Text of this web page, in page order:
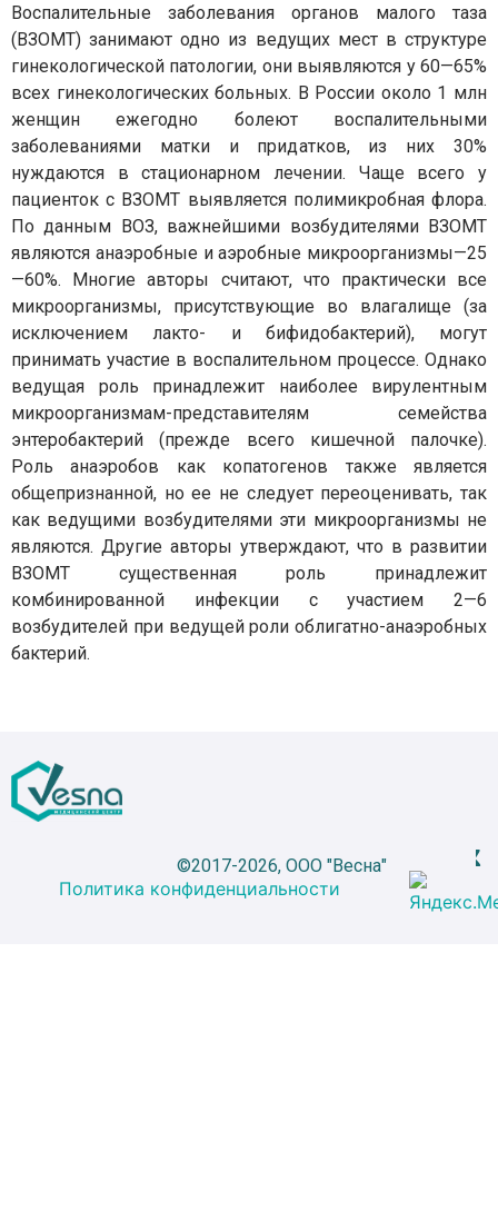
Воспалительные заболевания органов малого таза
(ВЗОМТ) занимают одно из ведущих мест в структуре
гинекологической патологии, они выявляются у 60—65%
всех гинекологических больных. В России около 1 млн
женщин ежегодно болеют воспалительными
заболеваниями матки и придатков, из них 30%
нуждаются в стационарном лечении. Чаще всего у
пациенток с ВЗОМТ выявляется полимикробная флора.
По данным ВОЗ, важнейшими возбудителями ВЗОМТ
являются анаэробные и аэробные микроорганизмы—25
—60%. Многие авторы считают, что практически все
микроорганизмы, присутствующие во влагалище (за
исключением лакто- и бифидобактерий), могут
принимать участие в воспалительном процессе. Однако
ведущая роль принадлежит наиболее вирулентным
микроорганизмам-представителям семейства
энтеробактерий (прежде всего кишечной палочке).
Роль анаэробов как копатогенов также является
общепризнанной, но ее не следует переоценивать, так
как ведущими возбудителями эти микроорганизмы не
являются. Другие авторы утверждают, что в развитии
ВЗОМТ существенная роль принадлежит
комбинированной инфекции с участием 2—6
возбудителей при ведущей роли облигатно-анаэробных
бактерий.
©2017-2026, ООО "Весна"
Политика конфиденциальности